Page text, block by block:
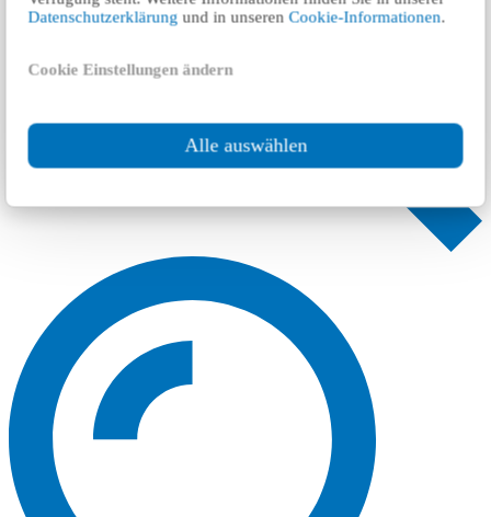
Datenschutzerklärung und in unserenCookie-Informationen.
Cookie Einstellungen ändern
Alle auswählen